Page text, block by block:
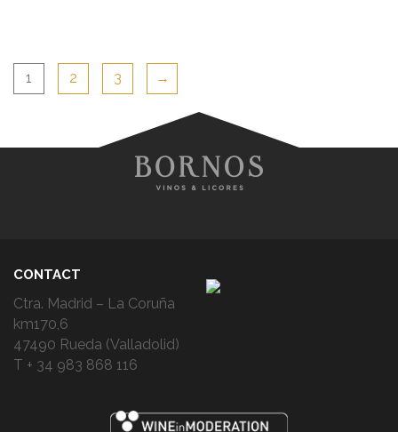
1 2 3 →
CONTACT
Ctra. Madrid – La Coruña
km170,6
47490 Rueda (Valladolid)
T + 34 983 868 116